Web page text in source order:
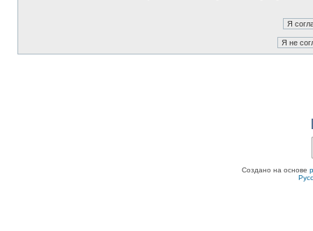
Создано на основе